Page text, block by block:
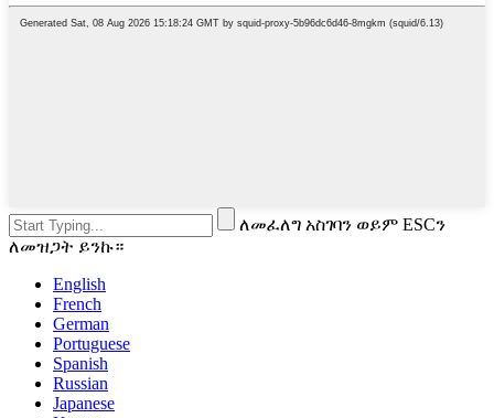
ለመፈለግ አስገባን ወይም ESCን
ለመዝጋት ይንኩ።
English
French
German
Portuguese
Spanish
Russian
Japanese